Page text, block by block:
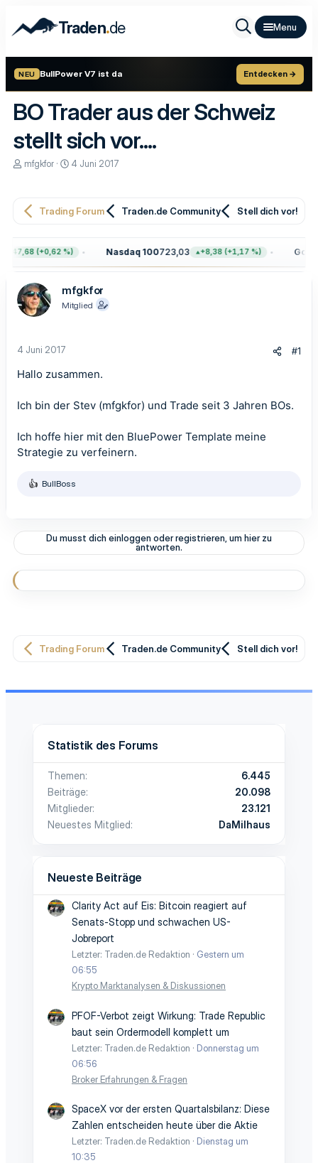
Traden.de
NEU BullPower V7 ist da Entdecken →
BO Trader aus der Schweiz
stellt sich vor....
E
e
r
mfgkfor
E
e
l
a
m
4 Juni 2017
Trading Forum Traden.de Community Stell dich vor!
+47,68 (+0,62 %) Nasdaq 100723,03 +8,38 (+1,17 %) Gold
mfgkfor
Mitglied
4 Juni 2017 #1
Hallo zusammen.
Ich bin der Stev (mfgkfor) und Trade seit 3 Jahren BOs.
Ich hoffe hier mit den BluePower Template meine
Strategie zu verfeinern.
R
t
o
n
n
BullBoss
Du musst dich einloggen oder registrieren, um hier zu
antworten.
Trading Forum Traden.de Community Stell dich vor!
Statistik des Forums
Themen
6.445
Beiträge
20.098
Mitglieder
23.121
Neuestes Mitglied
DaMilhaus
Neueste Beiträge
Clarity Act auf Eis: Bitcoin reagiert auf
Senats-Stopp und schwachen US-
Jobreport
Letzter: Traden.de Redaktion
Gestern um
06:55
Krypto Marktanalysen & Diskussionen
PFOF-Verbot zeigt Wirkung: Trade Republic
baut sein Ordermodell komplett um
Letzter: Traden.de Redaktion
Donnerstag um
06:56
Broker Erfahrungen & Fragen
SpaceX vor der ersten Quartalsbilanz: Diese
Zahlen entscheiden heute über die Aktie
Letzter: Traden.de Redaktion
Dienstag um
10:35